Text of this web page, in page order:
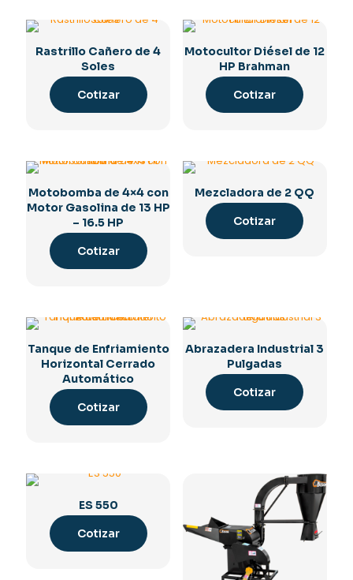
Rastrillo Cañero de 4
Soles
Cotizar
Motocultor Diésel de 12
HP Brahman
Cotizar
Motobomba de 4×4 con
Motor Gasolina de 13 HP
– 16.5 HP
Cotizar
Mezcladora de 2 QQ
Cotizar
Tanque de Enfriamiento
Horizontal Cerrado
Automático
Cotizar
Abrazadera Industrial 3
Pulgadas
Cotizar
ES 550
Cotizar